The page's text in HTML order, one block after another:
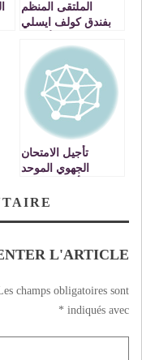
الملتقى المنظم
بفندق كولف ايسلي
المدرة للدخل لقاء
من أجل بناء شبكة
لتسويق أفضل
تأجيل الامتحان
الجهوي الموحد
إلى وقت لاحق
L'ARTICLE
champs obligatoires sont
indiqués avec
*